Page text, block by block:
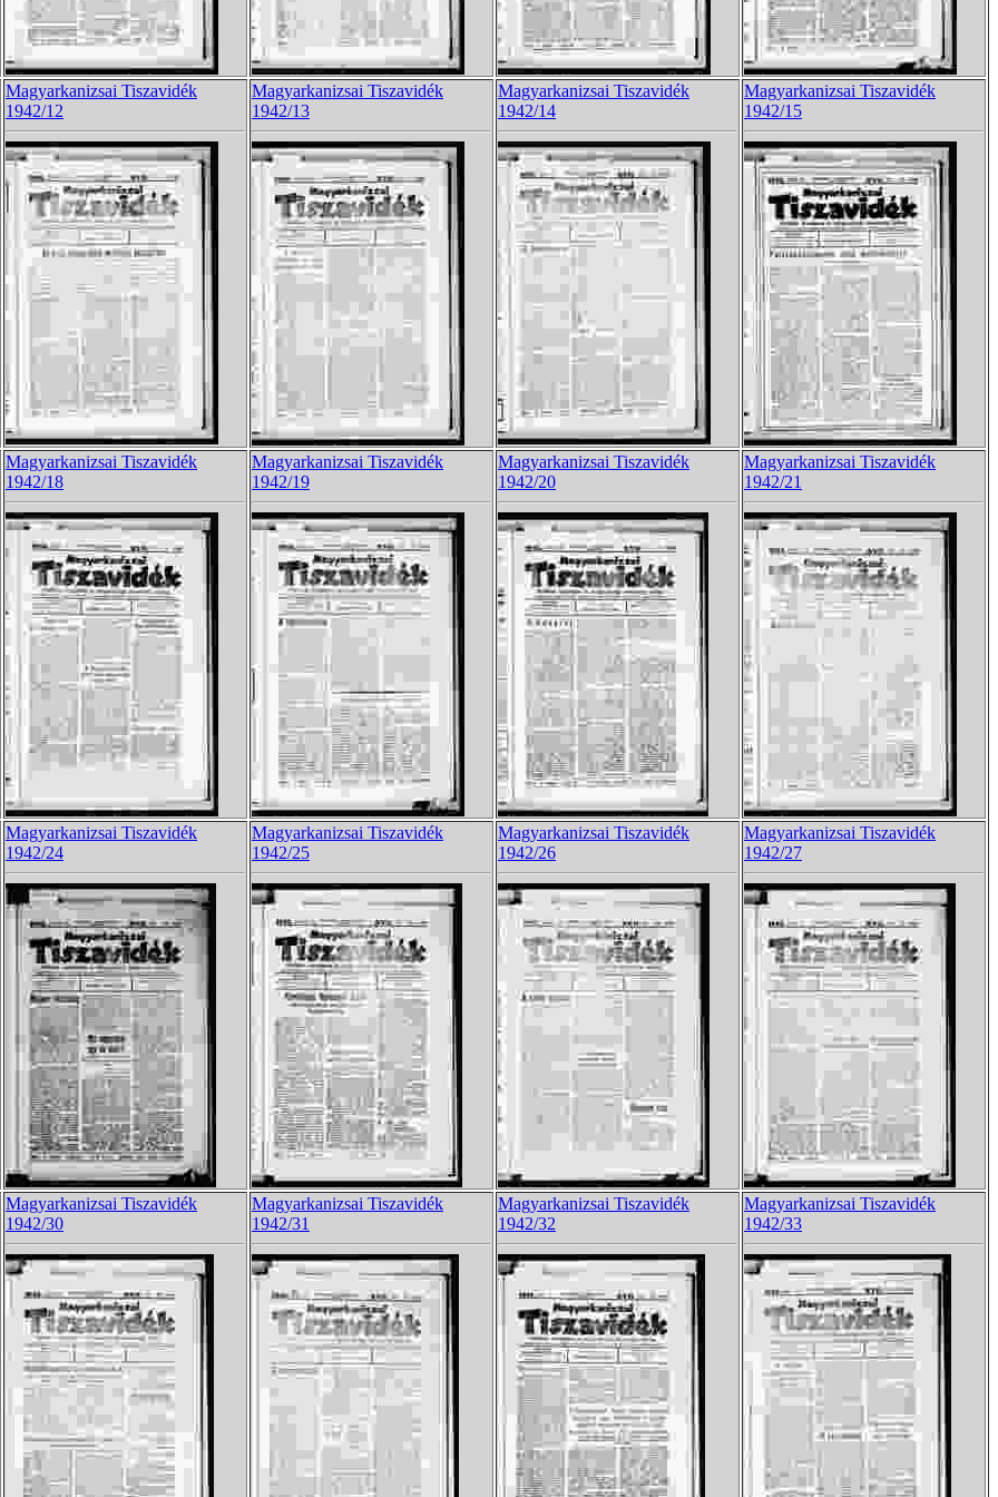
Magyarkanizsai Tiszavidék
1942/12
Magyarkanizsai Tiszavidék
1942/13
Magyarkanizsai Tiszavidék
1942/14
Magyarkanizsai Tiszavidék
1942/15
Magyarkanizsai Tiszavidék
1942/18
Magyarkanizsai Tiszavidék
1942/19
Magyarkanizsai Tiszavidék
1942/20
Magyarkanizsai Tiszavidék
1942/21
Magyarkanizsai Tiszavidék
1942/24
Magyarkanizsai Tiszavidék
1942/25
Magyarkanizsai Tiszavidék
1942/26
Magyarkanizsai Tiszavidék
1942/27
Magyarkanizsai Tiszavidék
1942/30
Magyarkanizsai Tiszavidék
1942/31
Magyarkanizsai Tiszavidék
1942/32
Magyarkanizsai Tiszavidék
1942/33